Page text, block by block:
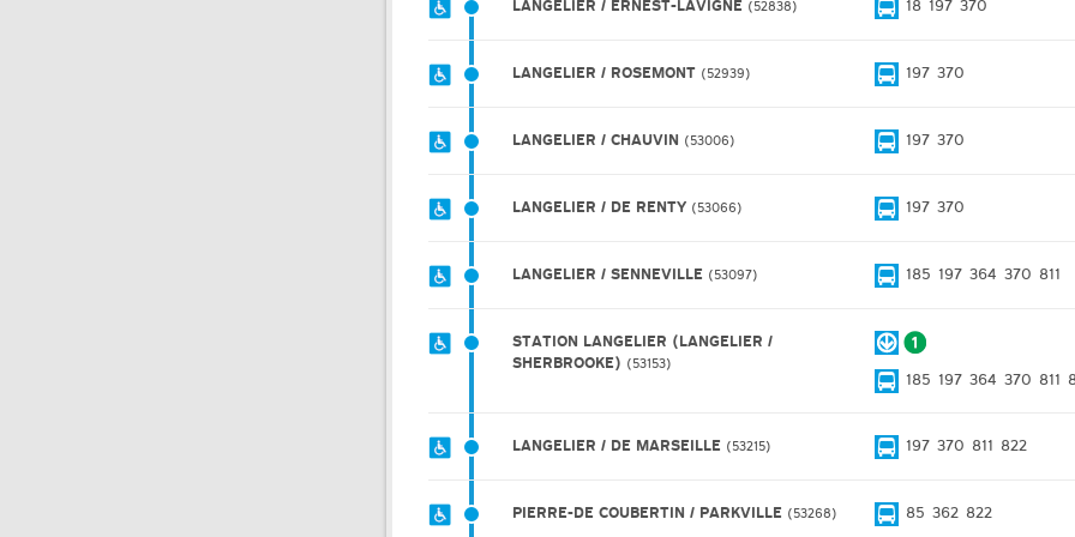
LANGELIER / ERNEST-LAVIGNE 52838 18 197 370
LANGELIER / ROSEMONT 52939 197 370
LANGELIER / CHAUVIN 53006 197 370
LANGELIER / DE RENTY 53066 197 370
LANGELIER / SENNEVILLE 53097 185 197 364 370 811
STATION LANGELIER (LANGELIER /
SHERBROOKE)
53153
185 197 364 370 811
LANGELIER / DE MARSEILLE 53215 197 370 811 822
PIERRE-DE COUBERTIN / PARKVILLE 53268 85 362 822